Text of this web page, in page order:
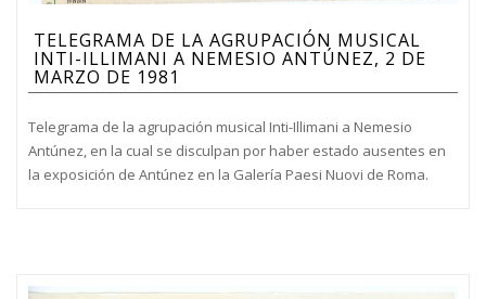
TELEGRAMA DE LA AGRUPACIÓN MUSICAL
INTI-ILLIMANI A NEMESIO ANTÚNEZ, 2 DE
MARZO DE 1981
Telegrama de la agrupación musical Inti-Illimani a Nemesio
Antúnez, en la cual se disculpan por haber estado ausentes en
la exposición de Antúnez en la Galería Paesi Nuovi de Roma.